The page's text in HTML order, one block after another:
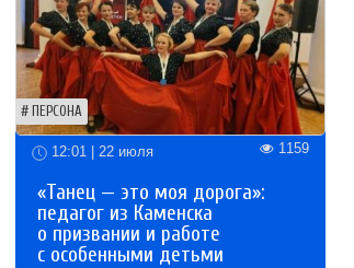
ПЕРСОНА
12:01 | 22 июля 1159
«Танец — это моя дорога»:
педагог из Каменска
о призвании и работе
с особенными детьми